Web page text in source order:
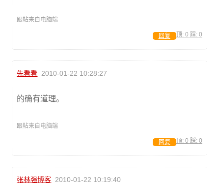
跟帖来自电脑端
顶: 0 踩: 0
回复
先看看 2010-01-22 10:28:27
的确有道理。
跟帖来自电脑端
顶: 0 踩: 0
回复
张林强博客 2010-01-22 10:19:40